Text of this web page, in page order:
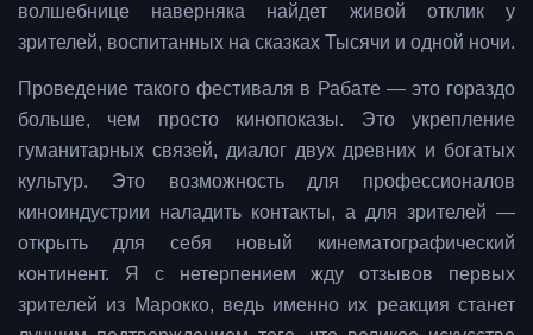
волшебнице наверняка найдет живой отклик у
зрителей, воспитанных на сказках Тысячи и одной ночи.
Проведение такого фестиваля в Рабате — это гораздо
больше, чем просто кинопоказы. Это укрепление
гуманитарных связей, диалог двух древних и богатых
культур. Это возможность для профессионалов
киноиндустрии наладить контакты, а для зрителей —
открыть для себя новый кинематографический
континент. Я с нетерпением жду отзывов первых
зрителей из Марокко, ведь именно их реакция станет